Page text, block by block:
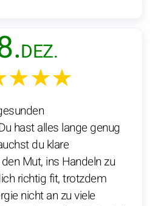
DEZ.
hast alles lange genug
du klare
Mut, ins Handeln zu
richtig fit, trotzdem
nicht an zu viele